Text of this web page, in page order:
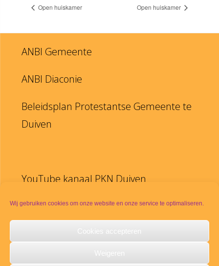
Wij gebruiken cookies om onze website en onze service te optimaliseren.
Cookies accepteren
Weigeren
Open huiskamer Open huiskamer
ANBI Gemeente
ANBI Diaconie
Beleidsplan Protestantse Gemeente te
Duiven
YouTube kanaal PKN Duiven
Disclaimer
Meldpunt seksueel misbruik